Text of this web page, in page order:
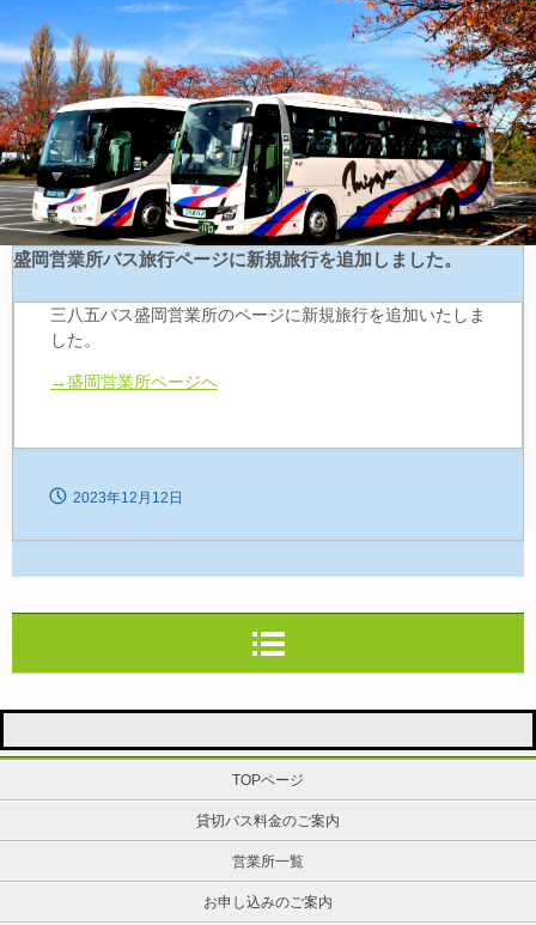
盛岡営業所バス旅行ページに新規旅行を追加しました。
三八五バス盛岡営業所のページに新規旅行を追加いたしま
した。
→盛岡営業所ページへ
2023年12月12日
TOPページ
貸切バス料金のご案内
営業所一覧
お申し込みのご案内